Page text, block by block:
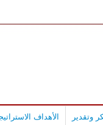
وتقدير الأهداف